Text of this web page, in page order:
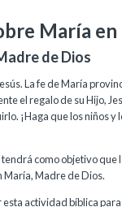
María
de Dios
La fe de María
el regalo de su Hijo,
¡Haga que los niños y
tendrá como objetivo que
María, Madre de Dios.
actividad bíblica